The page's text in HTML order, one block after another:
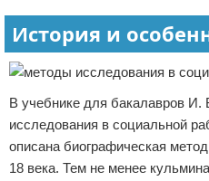
История и
В учебнике для бакалавров
исследования в социальной
описана биографическая
18 века. Тем не менее